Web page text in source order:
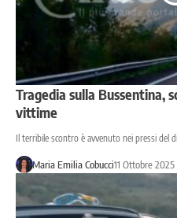
Tragedia sulla Bussentina,
vittime
Il terribile scontro è avvenuto nei pressi del
Maria Emilia Cobucci11 Ottobre 2025